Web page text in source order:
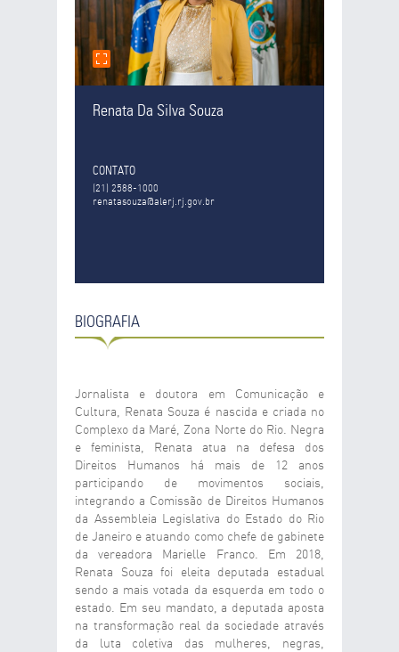
Renata Da Silva Souza
CONTATO
(21) 2588-1000
renatasouza@alerj.rj.gov.br
BIOGRAFIA
Jornalista e doutora em Comunicação e
Cultura, Renata Souza é nascida e criada no
Complexo da Maré, Zona Norte do Rio. Negra
e feminista, Renata atua na defesa dos
Direitos Humanos há mais de 12 anos
participando de movimentos sociais,
integrando a Comissão de Direitos Humanos
da Assembleia Legislativa do Estado do Rio
de Janeiro e atuando como chefe de gabinete
da vereadora Marielle Franco. Em 2018,
Renata Souza foi eleita deputada estadual
sendo a mais votada da esquerda em todo o
estado. Em seu mandato, a deputada aposta
na transformação real da sociedade através
da luta coletiva das mulheres, negras,